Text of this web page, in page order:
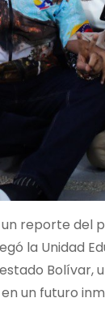
reporte del
la Unidad
Bolívar,
un futuro